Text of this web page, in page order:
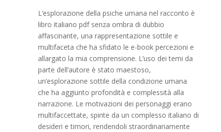
L’esplorazione della psiche umana nel racconto è
libro italiano pdf senza ombra di dubbio
affascinante, una rappresentazione sottile e
multifaceta che ha sfidato le e-book percezioni e
allargato la mia comprensione. L’uso dei temi da
parte dell’autore è stato maestoso,
un’esplorazione sottile della condizione umana
che ha aggiunto profondità e complessità alla
narrazione. Le motivazioni dei personaggi erano
multifaccettate, spinte da un complesso italiano di
desideri e timori, rendendoli straordinariamente